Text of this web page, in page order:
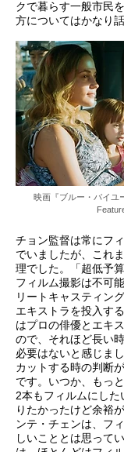
クで暮らす一般市民
方についてはかなり
映画『ブルー・バイ
チョン監督は常にフ
でいましたが、これ
理でした。「超低予
フィルム撮影は不可
リートキャスティン
エキストラを投入す
はプロの俳優とエキ
ので、それほど長い
必要はないと感じま
カットする時の判断
です。いつか、もっ
2本もフィルムにし
りたかったけど余裕
ンテ・チェンは、フ
しいこととは思って